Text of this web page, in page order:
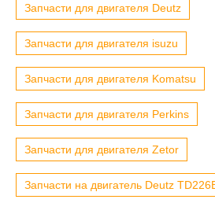
Запчасти для двигателя Deutz
Запчасти для двигателя isuzu
Запчасти для двигателя Komatsu
Запчасти для двигателя Perkins
Запчасти для двигателя Zetor
Запчасти на двигатель Deutz